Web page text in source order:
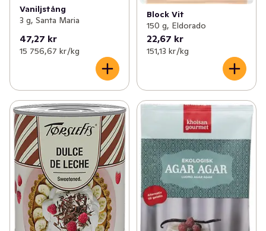
Vaniljstång
3 g, Santa Maria
47,27 kr
15 756,67 kr /kg
Block Vit
150 g, Eldorado
22,67 kr
151,13 kr /kg